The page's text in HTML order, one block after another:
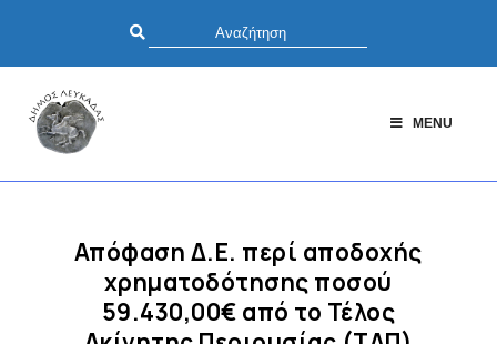
MENU
Απόφαση Δ.Ε. περί αποδοχής
χρηματοδότησης ποσού
59.430,00€ από το Τέλος